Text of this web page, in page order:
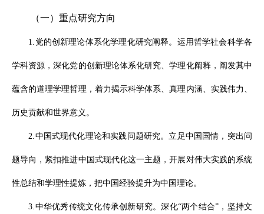
（一）重点研究方向
1.党的创新理论体系化学理化研究阐释。运用哲学社会科学各
学科资源，深化党的创新理论体系化研究、学理化阐释，阐发其中
蕴含的道理学理哲理，着力揭示科学体系、真理内涵、实践伟力、
历史贡献和世界意义。
2.中国式现代化理论和实践问题研究。立足中国国情，突出问
题导向，紧扣推进中国式现代化这一主题，开展对伟大实践的系统
性总结和学理性提炼，把中国经验提升为中国理论。
3.中华优秀传统文化传承创新研究。深化“两个结合”，坚持文